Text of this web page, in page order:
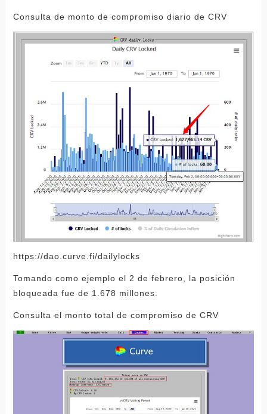
Consulta de monto de compromiso diario de CRV
https://dao.curve.fi/dailylocks
Tomando como ejemplo el 2 de febrero, la posición
bloqueada fue de 1.678 millones.
Consulta el monto total de compromiso de CRV